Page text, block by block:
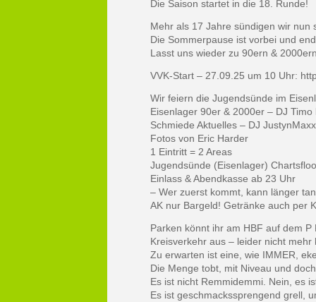
Die Saison startet in die 18. Runde!
Mehr als 17 Jahre sündigen wir nun
Die Sommerpause ist vorbei und
Lasst uns wieder zu 90ern &
VVK-Start – 27.09.25 um 10 Uhr:
Wir feiern die Jugendsünde im
Eisenlager 90er & 2000er – DJ
Schmiede Aktuelles – DJ
Fotos von Eric Harder
1 Eintritt = 2 Areas
Jugendsünde (Eisenlager)
Einlass & Abendkasse ab 23 Uhr
– Wer zuerst kommt, kann länger
AK nur Bargeld! Getränke auch per
Parken könnt ihr am HBF auf dem
Kreisverkehr aus – leider nicht
Zu erwarten ist eine, wie IMMER,
Die Menge tobt, mit Niveau und
Es ist nicht Remmidemmi. Nein, es
Es ist geschmackssprengend grell,